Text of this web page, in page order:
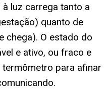
à luz carrega tanto a
quanto de
chega). O estado do
e ativo, ou fraco e
para afinar